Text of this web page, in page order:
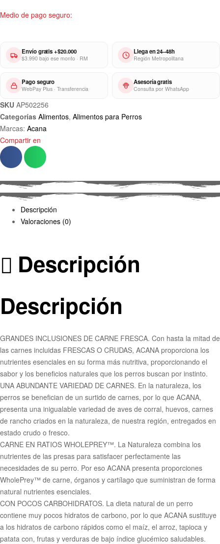
Medio de pago seguro:
Envío gratis +$20.000
$3.990 bajo ese monto · RM
Llega en 24–48h
Región Metropolitana
Pago seguro
WebPay Plus · Transferencia
Asesoría gratis
Consulta por WhatsApp
SKU AP502256
Categorías Alimentos, Alimentos para Perros
Marcas: Acana
Compartir en
Descripción
Valoraciones (0)
Descripción
Descripción
GRANDES INCLUSIONES DE CARNE FRESCA. Con hasta la mitad de
las carnes incluidas FRESCAS O CRUDAS, ACANA proporciona los
nutrientes esenciales en su forma más nutritiva, proporcionando el
sabor y los beneficios naturales que los perros buscan por instinto.
UNA ABUNDANTE VARIEDAD DE CARNES. En la naturaleza, los
perros se benefician de un surtido de carnes, por lo que ACANA,
presenta una inigualable variedad de aves de corral, huevos, carnes
de rancho criados en la naturaleza, de nuestra región, entregados en
estado crudo o fresco.
CARNE EN RATIOS WHOLEPREY™. La Naturaleza combina los
nutrientes de las presas para satisfacer perfectamente las
necesidades de su perro. Por eso ACANA presenta proporciones
WholePrey™ de carne, órganos y cartílago que suministran de forma
natural nutrientes esenciales.
CON POCOS CARBOHIDRATOS. La dieta natural de un perro
contiene muy pocos hidratos de carbono, por lo que ACANA sustituye
a los hidratos de carbono rápidos como el maíz, el arroz, tapioca y
patata con, frutas y verduras de bajo índice glucémico saludables.